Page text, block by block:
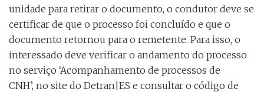
unidade para retirar o documento, o condutor deve se
certificar de que o processo foi concluído e que o
documento retornou para o remetente. Para isso, o
interessado deve verificar o andamento do processo
no serviço ‘Acompanhamento de processos de
CNH’, no site do Detran|ES e consultar o código de